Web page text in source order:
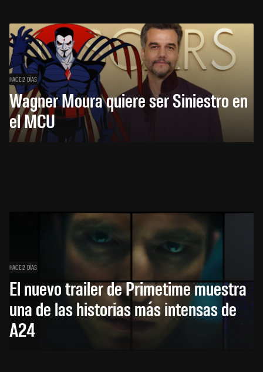
HACE 2 DÍAS
Wagner Moura quiere ser Siniestro en
el MCU
HACE 2 DÍAS
El nuevo trailer de Primetime muestra
una de las historias más intensas de
A24